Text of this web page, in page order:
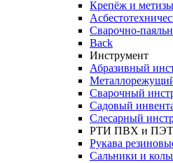
Крепёж и метизы
Сварочно-
Back
Инструмент
Абразивный
Сварочный
Садовый
Слесарный
РТИ ПВХ и ПЭТ
Рукава
Сальники и